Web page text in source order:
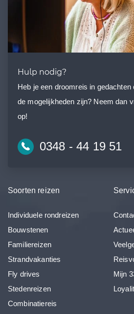
Hulp nodig?
Heb je een droomreis in gedachten
de mogelijkheden zijn? Neem dan
op!
0348 - 44 19 51
Soorten reizen
Individuele rondreizen
Bouwstenen
Familiereizen
Strandvakanties
Fly drives
Stedenreizen
Combinatiereis
Mijn